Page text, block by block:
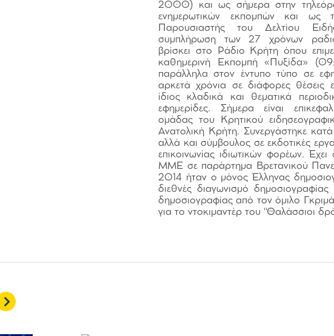
2000) και ως σήμερα στην
ενημερωτικών εκπομπών και
Παρουσιαστής του Δελτίου
συμπλήρωση των 27 χρόνων
βρίσκει στο Ράδιο Κρήτη όπου
καθημερινή Εκπομπή «Πυξίδα»
παράλληλα στον έντυπο τύπο σε
αρκετά χρόνια σε διάφορες θέσεις
ίδιος κλαδικά και θεματικά
εφημερίδες. Σήμερα είναι
ομάδας του Κρητικού
Ανατολική Κρήτη. Συνεργάστηκε
αλλά και σύμβουλος σε εκδοτικές
επικοινωνίας ιδιωτικών φορέων.
ΜΜΕ σε παράρτημα Βρετανικού
2014 ήταν ο μόνος Έλληνας
διεθνές διαγωνισμό
δημοσιογραφίας από τον όμιλο
για το ντοκιμαντέρ του "Θαλάσσιοι